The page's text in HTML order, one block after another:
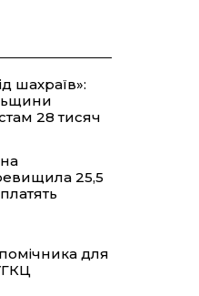
шахраїв»:
28 тисяч
25,5
для